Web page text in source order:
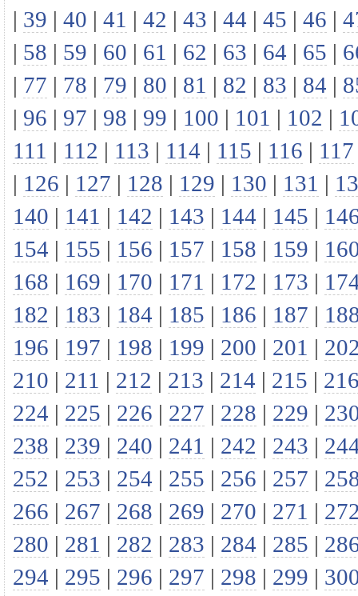
| 39 | 40 | 41 | 42 | 43 | 44 | 45 | 46 |
| 58 | 59 | 60 | 61 | 62 | 63 | 64 | 65 |
| 77 | 78 | 79 | 80 | 81 | 82 | 83 | 84 |
| 96 | 97 | 98 | 99 | 100 | 101 | 102 |
111 | 112 | 113 | 114 | 115 | 116 | 117
| 126 | 127 | 128 | 129 | 130 | 131 |
140 | 141 | 142 | 143 | 144 | 145 |
154 | 155 | 156 | 157 | 158 | 159 |
168 | 169 | 170 | 171 | 172 | 173 |
182 | 183 | 184 | 185 | 186 | 187 |
196 | 197 | 198 | 199 | 200 | 201 |
210 | 211 | 212 | 213 | 214 | 215 |
224 | 225 | 226 | 227 | 228 | 229 |
238 | 239 | 240 | 241 | 242 | 243 |
252 | 253 | 254 | 255 | 256 | 257 |
266 | 267 | 268 | 269 | 270 | 271 |
280 | 281 | 282 | 283 | 284 | 285 |
294 | 295 | 296 | 297 | 298 | 299 |